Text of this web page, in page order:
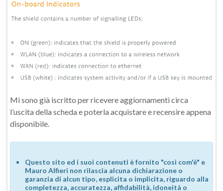
Mi sono già iscritto per ricevere aggiornamenti circa
l’uscita della scheda e poterla acquistare e recensire appena
disponibile.
Questo sito ed i suoi contenuti è fornito "così com'è" e
Mauro Alfieri non rilascia alcuna dichiarazione o
garanzia di alcun tipo, esplicita o implicita, riguardo alla
completezza, accuratezza, affidabilità, idoneità o